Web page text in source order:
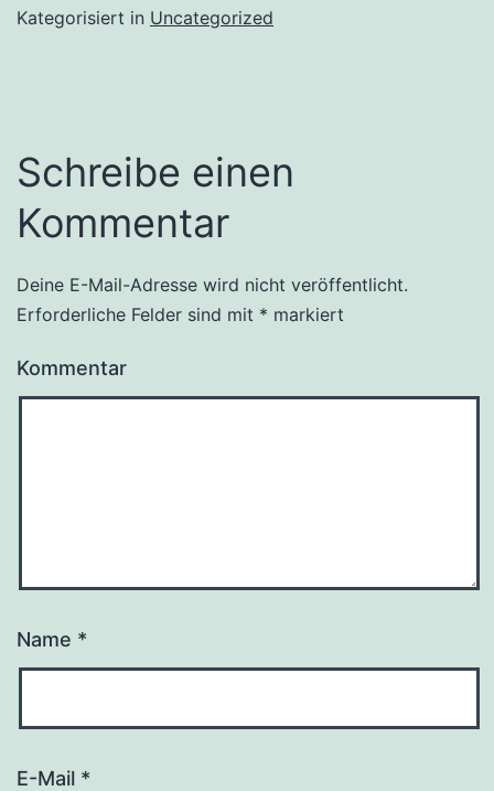
Kategorisiert in Uncategorized
Schreibe einen
Kommentar
Deine E-Mail-Adresse wird nicht veröffentlicht.
Erforderliche Felder sind mit * markiert
Kommentar
Name *
E-Mail *